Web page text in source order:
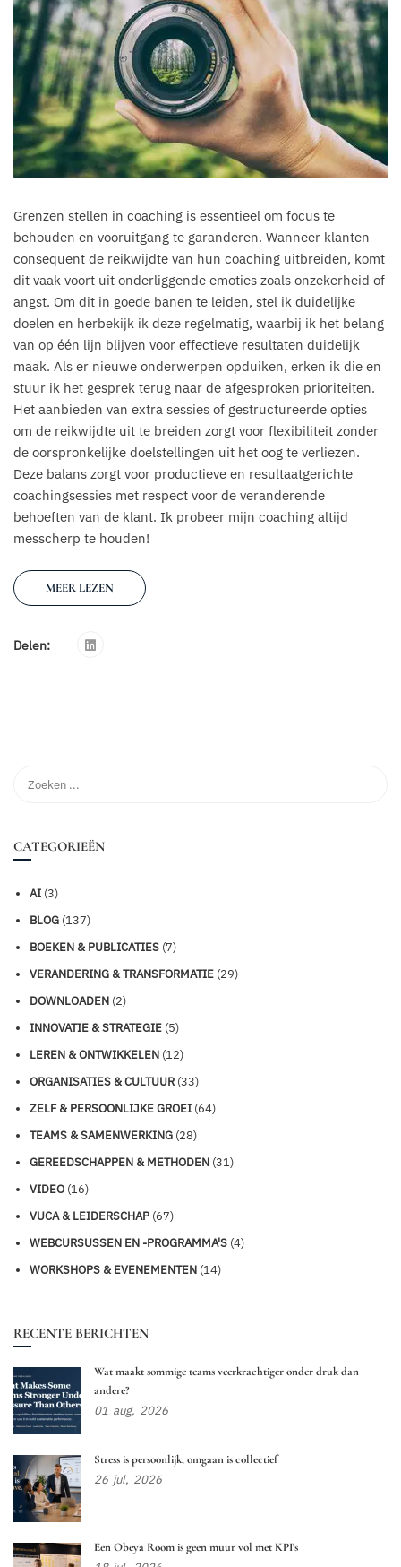
Grenzen stellen in coaching is essentieel om focus te
behouden en vooruitgang te garanderen. Wanneer klanten
consequent de reikwijdte van hun coaching uitbreiden, komt
dit vaak voort uit onderliggende emoties zoals onzekerheid of
angst. Om dit in goede banen te leiden, stel ik duidelijke
doelen en herbekijk ik deze regelmatig, waarbij ik het belang
van op één lijn blijven voor effectieve resultaten duidelijk
maak. Als er nieuwe onderwerpen opduiken, erken ik die en
stuur ik het gesprek terug naar de afgesproken prioriteiten.
Het aanbieden van extra sessies of gestructureerde opties
om de reikwijdte uit te breiden zorgt voor flexibiliteit zonder
de oorspronkelijke doelstellingen uit het oog te verliezen.
Deze balans zorgt voor productieve en resultaatgerichte
coachingsessies met respect voor de veranderende
behoeften van de klant. Ik probeer mijn coaching altijd
messcherp te houden!
MEER LEZEN
Delen:
CATEGORIEËN
AI (3)
BLOG (137)
BOEKEN & PUBLICATIES (7)
VERANDERING & TRANSFORMATIE (29)
DOWNLOADEN (2)
INNOVATIE & STRATEGIE (5)
LEREN & ONTWIKKELEN (12)
ORGANISATIES & CULTUUR (33)
ZELF & PERSOONLIJKE GROEI (64)
TEAMS & SAMENWERKING (28)
GEREEDSCHAPPEN & METHODEN (31)
VIDEO (16)
VUCA & LEIDERSCHAP (67)
WEBCURSUSSEN EN -PROGRAMMA'S (4)
WORKSHOPS & EVENEMENTEN (14)
RECENTE BERICHTEN
Wat maakt sommige teams veerkrachtiger onder druk dan
andere?
01 aug, 2026
Stress is persoonlijk, omgaan is collectief
26 jul, 2026
Een Obeya Room is geen muur vol met KPI's